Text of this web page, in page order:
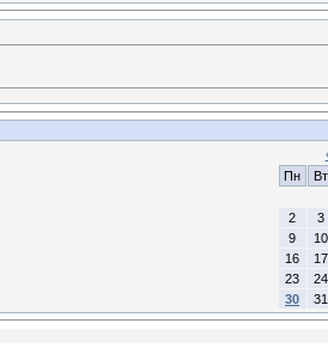
Пн
Вт
2
3
9
10
16
17
23
24
30
31